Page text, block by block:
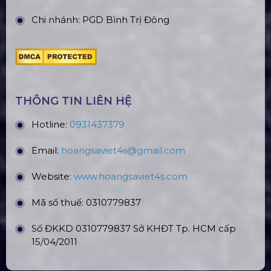
Chi nhánh: PGD Bình Trị Đông
THÔNG TIN LIÊN HỆ
Hotline: 0931437379
Email: hoangsaviet4s@gmail.com
Website: www.hoangsaviet4s.com
Mã số thuế: 0310779837
Số ĐKKD 0310779837 Sở KHĐT Tp. HCM cấp
15/04/2011